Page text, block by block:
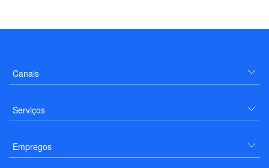
Canais
Serviços
Empregos